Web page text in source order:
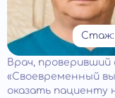
Стаж:
Врач,
«Своевременный
оказать пациенту